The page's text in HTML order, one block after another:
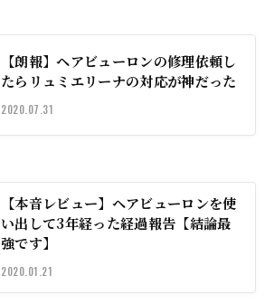
【朗報】ヘアビューロンの修理依頼し
たらリュミエリーナの対応が神だった
2020.07.31
【本音レビュー】ヘアビューロンを使
い出して3年経った経過報告【結論最
強です】
2020.01.21